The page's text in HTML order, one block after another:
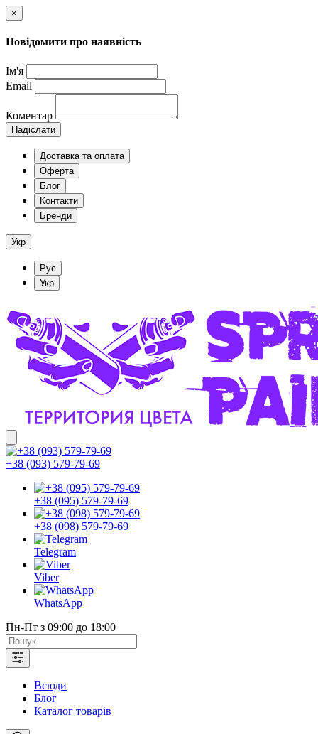
×
Повідомити про наявність
Ім'я
Email
Коментар
Надіслати
Доставка та оплата
Оферта
Блог
Контакти
Бренди
Укр
Рус
Укр
+38 (093) 579-79-69
+38 (095) 579-79-69
+38 (098) 579-79-69
Telegram
Viber
WhatsApp
Пн-Пт з 09:00 до 18:00
Всюди
Блог
Каталог товарів